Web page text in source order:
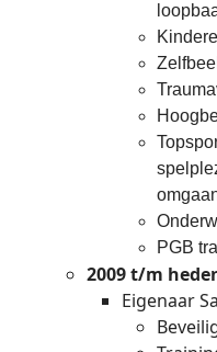
PGB
2009 t/m
Eigenaar